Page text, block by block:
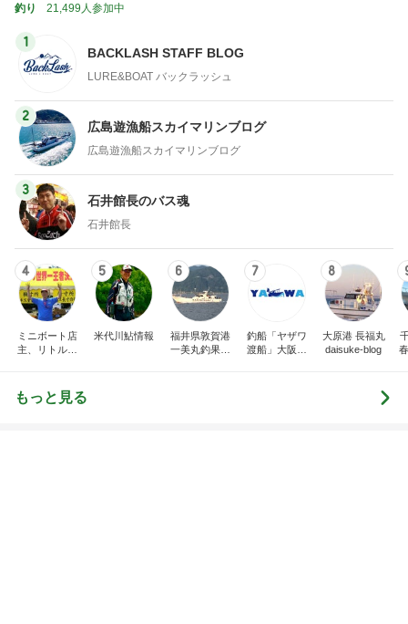
釣り 21,499人参加中
1
BACKLASH STAFF BLOG
LURE&BOAT バックラッシュ
2
広島遊漁船スカイマリンブログ
広島遊漁船スカイマリンブログ
3
石井館長のバス魂
石井館長
4
ミニボート店
主、リトルボ
5
米代川鮎情報
6
福井県敦賀港
一美丸釣果ブ
7
釣船「ヤザワ
渡船」大阪市
8
大原港 長福丸
daisuke-blog
もっと見る